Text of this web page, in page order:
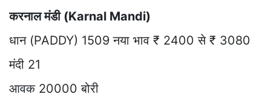
करनाल मंडी (Karnal Mandi)
धान (PADDY) 1509 नया भाव ₹ 2400 से ₹ 3080
मंदी 21
आवक 20000 बोरी